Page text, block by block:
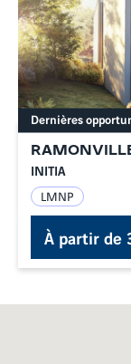
INITIA
Dernières
LMNP
À partir de